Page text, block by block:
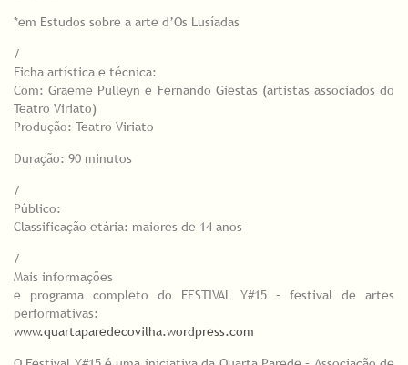
*em Estudos sobre a arte d’Os Lusíadas
/
Ficha artística e técnica:
Com: Graeme Pulleyn e Fernando Giestas (artistas associados do
Teatro Viriato)
Produção: Teatro Viriato
Duração: 90 minutos
/
Público:
Classificação etária: maiores de 14 anos
/
Mais informações
e programa completo do FESTIVAL Y#15 – festival de artes
performativas:
www.quartaparedecovilha.wordpress.com